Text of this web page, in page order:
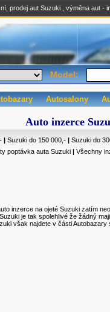
prodej aut Suzuki , výměna aut -
Model:
Autosalony
Auto inzerce
| Suzuki do 150 000,- | Suzuki do
poptávka auta Suzuki| Všechny
inzerce na ojeté Suzuki zatím
je tak spolehlivé že žádný
však najdete v části Autobazary